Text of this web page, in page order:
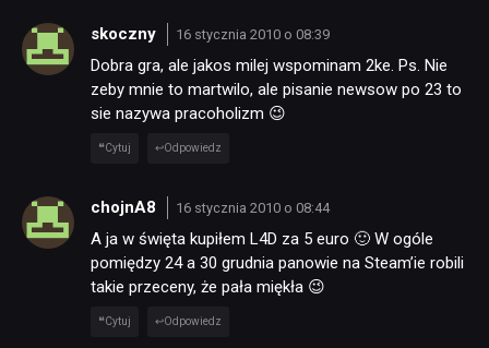
SKLEP
skoczny 16 stycznia 2010 o 08:39
Dobra gra, ale jakos milej wspominam 2ke. Ps. Nie
zeby mnie to martwilo, ale pisanie newsow po 23 to
sie nazywa pracoholizm 😉
Cytuj Odpowiedz
chojnA8 16 stycznia 2010 o 08:44
A ja w święta kupiłem L4D za 5 euro 🙂 W ogóle
pomiędzy 24 a 30 grudnia panowie na Steam’ie robili
takie przeceny, że pała miękła 😉
Cytuj Odpowiedz